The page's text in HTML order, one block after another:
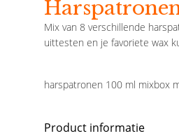
Mix van 8 verschillende
uittesten en je favoriete wax
harspatronen 100 ml mixbox
Product informatie